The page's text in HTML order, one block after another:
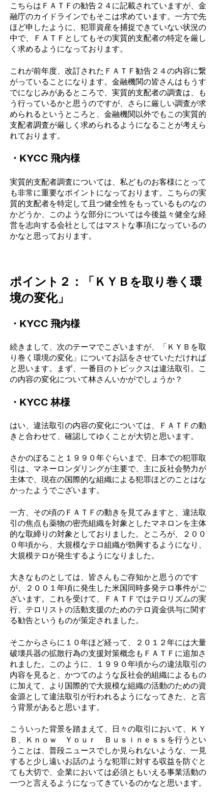
こちらはＦＡＴＦの勧告２４に記載されていますが、金
融庁のカイドラインでもそこは求めています。一方で先
ほど申したように、犯罪資産を捕捉できていない状況の
中で、ＦＡＴＦとしてもその実質的支配者の特定を厳し
く求めるようになっております。
これが前年度、改訂されたＦＡＴＦ勧告２４の内容に繋
がっていることになります。金融機関の皆さんはもうす
でになじみがあるところで、実質的支配者の調査は、も
う行っているかと思うのですが、さらに厳しい調査が求
められるというところと、金融機関以外でもこの実質的
支配者調査が厳しく求められるようになることが考えら
れております。
・KYCC 飛内様
実質的支配者調査については、私どものお客様にとって
も非常に重要なポイントになっております。こちらの実
質的支配者を特定して且つ健全性をもっているものなの
かどうか、このような部分については今後益々健全な経
営を志向する会社としてはマストな事項になっているの
かなと思っております。
ポイント２：「ＫＹＢを取り巻く環
境の変化」
・KYCC 飛内様
続きまして、次のテーマでこざいますが、
「ＫＹＢを取
り巻く環境の変化」についてお話をさせていただければ
と思います。まず、一番目のトピックスは違法取引。こ
の内容の変化について林さんいかがでしょうか？
・KYCC 林様
はい、違法取引の内容の変化については、ＦＡＴＦの動
きと合わせて、確認してゆくことが大切と思います。
さかのぼること１９９０年ぐらいまで、日本での犯罪取
引は、マネーロンダリングが主要で、主に反社会勢力が
主体で、現在の国際的な組織による犯罪ほどのことはな
かったようでございます。
一方、その頃のＦＡＴＦの動きを見てみますと、違法取
引の焦点も薬物の密売組織を対象としたマネロンを主体
的な取締りの対象としておりました。ところが、２００
０年頃から、大規模なテロ組織が勃興するようになり、
大規模テロが発生するようになりました。
大きなものとしては、皆さんもご存知かと思うのです
が、２００１年頃に発生した米国同時多発テロ事件がご
ざいます。これを受けて、ＦＡＴＦではテロリズムの実
行、テロリストの活動支援のためのテロ資金供与に関す
る勧告というものが策定されました。
そこからさらに１０年ほど経って、２０１２年には大量
破壊兵器の拡散行為の支援対策概念もＦＡＴＦに追加さ
れました。このように、１９９０年頃からの違法取引の
内容を見ると、かつてのような反社会的組織によるもの
に加えて、より国際的で大規模な組織の活動のための資
金源として違法取引が行われるようになってきた、と言
う背景があると思います。
こういった背景を踏まえて、日々の取引において、ＫＹ
Ｂ、Ｋｎｏｗ Ｙｏｕｒ Ｂｕｓｉｎｅｓｓを行うとい
うことは、普段ニュースでしか見られないような、一見
すると少し遠いお話のような犯罪に対する収益を防ぐと
ても大切で、企業においては必須ともいえる事業活動の
一つと言えるようになってきているのかなと思います。